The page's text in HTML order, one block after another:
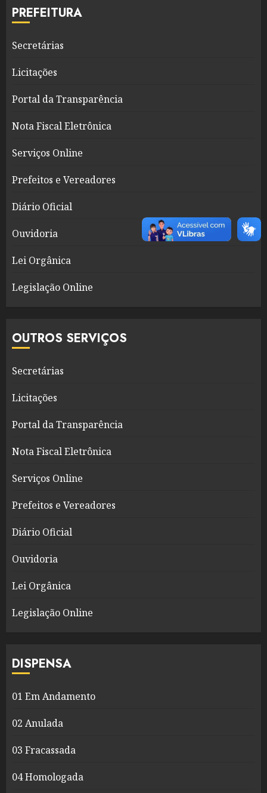
PREFEITURA
Secretárias
Licitações
Portal da Transparência
Nota Fiscal Eletrônica
Serviços Online
Prefeitos e Vereadores
Diário Oficial
Ouvidoria
Lei Orgânica
Legislação Online
OUTROS SERVIÇOS
Secretárias
Licitações
Portal da Transparência
Nota Fiscal Eletrônica
Serviços Online
Prefeitos e Vereadores
Diário Oficial
Ouvidoria
Lei Orgânica
Legislação Online
DISPENSA
01 Em Andamento
02 Anulada
03 Fracassada
04 Homologada